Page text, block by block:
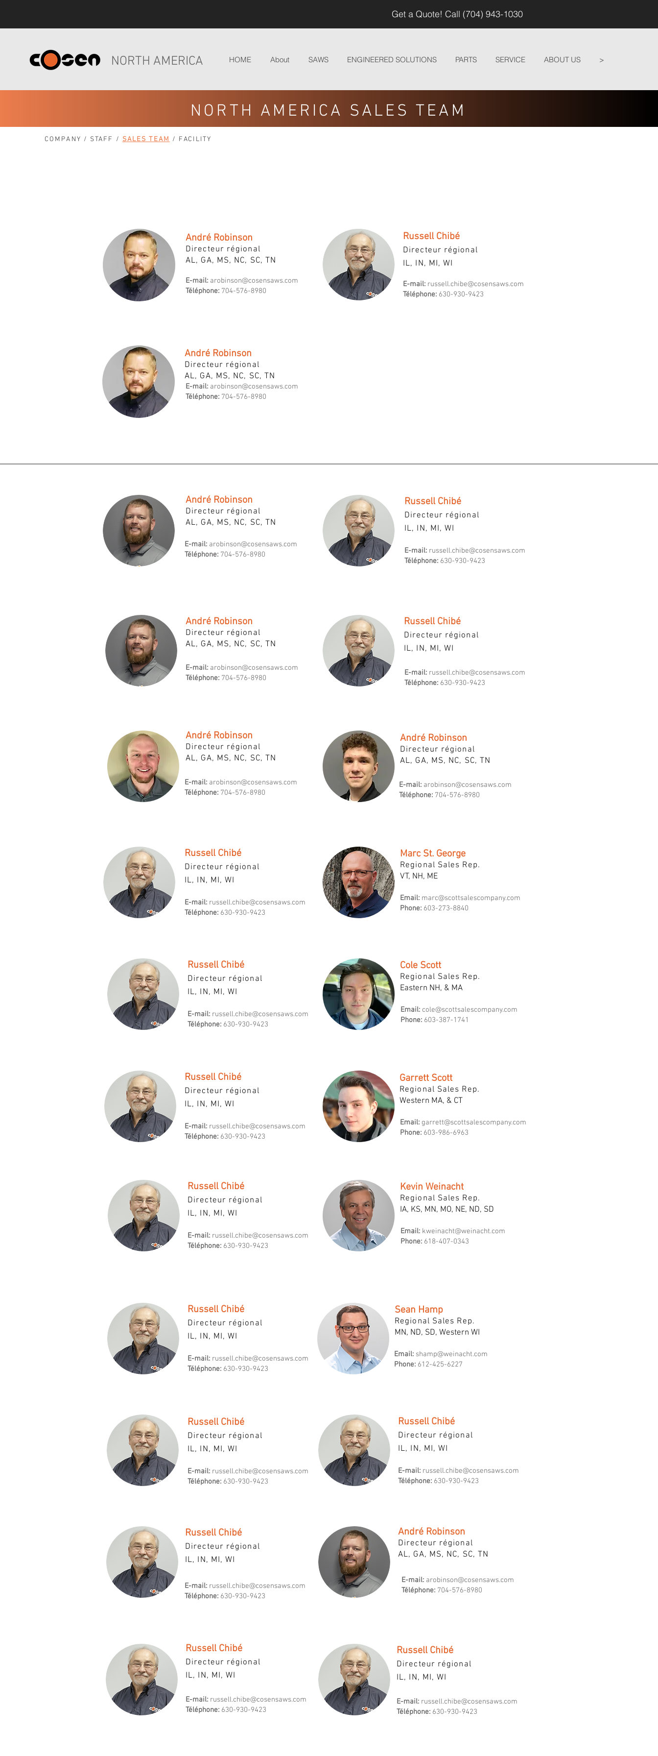
Get a Quote! Call (704) 943-1030
NORTH AMERICA HOME About SAWS ENGINEERED SOLUTIONS PARTS SERVICE ABOUT US >
COMPANY / STAFF / SALES TEAM / FACILITY
NORTH AMERICA SALES TEAM
André Robinson
Directeur régional
AL, GA, MS, NC, SC, TN
E-mail: arobinson@cosensaws.com
Téléphone: 704-576-8980
Russell Chibé
Directeur régional
IL, IN, MI, WI
E-mail: russell.chibe@cosensaws.com
Téléphone: 630-930-9423
André Robinson
Directeur régional
AL, GA, MS, NC, SC, TN
E-mail: arobinson@cosensaws.com
Téléphone: 704-576-8980
André Robinson
Directeur régional
AL, GA, MS, NC, SC, TN
E-mail: arobinson@cosensaws.com
Téléphone: 704-576-8980
Russell Chibé
Directeur régional
IL, IN, MI, WI
E-mail: russell.chibe@cosensaws.com
Téléphone: 630-930-9423
André Robinson
Directeur régional
AL, GA, MS, NC, SC, TN
E-mail: arobinson@cosensaws.com
Téléphone: 704-576-8980
Russell Chibé
Directeur régional
IL, IN, MI, WI
E-mail: russell.chibe@cosensaws.com
Téléphone: 630-930-9423
André Robinson
Directeur régional
AL, GA, MS, NC, SC, TN
E-mail: arobinson@cosensaws.com
Téléphone: 704-576-8980
André Robinson
Directeur régional
AL, GA, MS, NC, SC, TN
E-mail: arobinson@cosensaws.com
Téléphone: 704-576-8980
Russell Chibé
Directeur régional
IL, IN, MI, WI
E-mail: russell.chibe@cosensaws.com
Téléphone: 630-930-9423
Marc St. George
Regional Sales Rep.
VT, NH, ME
Email: marc@scottsalescompany.com
Phone: 603-273-8840
Russell Chibé
Directeur régional
IL, IN, MI, WI
E-mail: russell.chibe@cosensaws.com
Téléphone: 630-930-9423
Cole Scott
Regional Sales Rep.
Eastern NH, & MA
Email: cole@scottsalescompany.com
Phone: 603-387-1741
Russell Chibé
Directeur régional
IL, IN, MI, WI
E-mail: russell.chibe@cosensaws.com
Téléphone: 630-930-9423
Garrett Scott
Regional Sales Rep.
Western MA, & CT
Email: garrett@scottsalescompany.com
Phone: 603-986-6963
Russell Chibé
Directeur régional
IL, IN, MI, WI
E-mail: russell.chibe@cosensaws.com
Téléphone: 630-930-9423
Kevin Weinacht
Regional Sales Rep.
IA, KS, MN, MO, NE, ND, SD
Email: kweinacht@weinacht.com
Phone: 618-407-0343
Russell Chibé
Directeur régional
IL, IN, MI, WI
E-mail: russell.chibe@cosensaws.com
Téléphone: 630-930-9423
Sean Hamp
Regional Sales Rep.
MN, ND, SD, Western WI
Email: shamp@weinacht.com
Phone: 612-425-6227
Russell Chibé
Directeur régional
IL, IN, MI, WI
E-mail: russell.chibe@cosensaws.com
Téléphone: 630-930-9423
Russell Chibé
Directeur régional
IL, IN, MI, WI
E-mail: russell.chibe@cosensaws.com
Téléphone: 630-930-9423
Russell Chibé
Directeur régional
IL, IN, MI, WI
E-mail: russell.chibe@cosensaws.com
Téléphone: 630-930-9423
André Robinson
Directeur régional
AL, GA, MS, NC, SC, TN
E-mail: arobinson@cosensaws.com
Téléphone: 704-576-8980
Russell Chibé
Directeur régional
IL, IN, MI, WI
E-mail: russell.chibe@cosensaws.com
Téléphone: 630-930-9423
Russell Chibé
Directeur régional
IL, IN, MI, WI
E-mail: russell.chibe@cosensaws.com
Téléphone: 630-930-9423